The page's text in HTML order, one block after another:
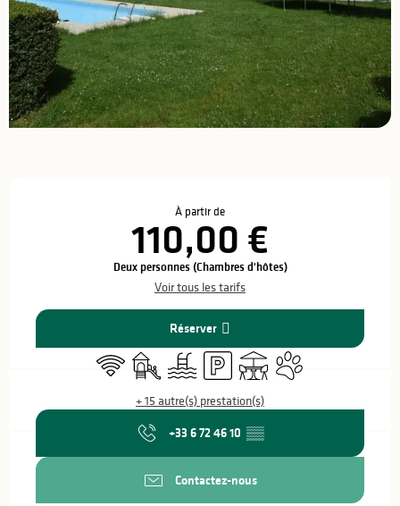
À partir de
110,00 €
Deux personnes (Chambres d'hôtes)
Voir tous les tarifs
Réserver
WiFi
Jeux pour enfants / Espace jeux
PiscineParkingTerrasseAnimaux acceptés
+ 15 autre(s) prestation(s)
+33 6 72 46 10 ▒▒
Contactez-nous